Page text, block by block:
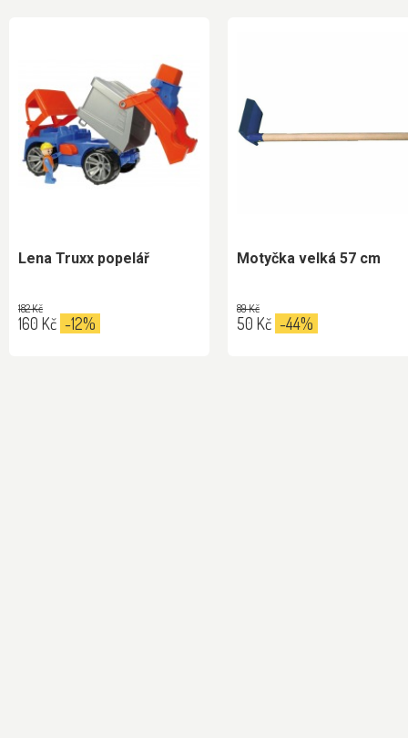
Lena Truxx popelář
182 Kč
160 Kč -12%
Motyčka velká 57 cm
89 Kč
50 Kč -44%